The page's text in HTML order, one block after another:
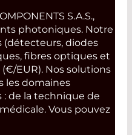
S.A.S.,
photoniques. Notre
(détecteurs, diodes
fibres optiques et
EUR). Nos solutions
les domaines
de la technique de
Vous pouvez